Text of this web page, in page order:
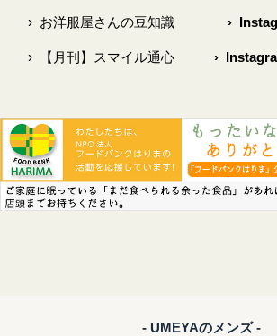
›お洋服屋さんの豆知識
›【月刊】スマイル通心
›
›
- UMEYAのメンズ -